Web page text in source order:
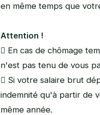
en même temps que
Attention !
 En cas de chômage
n'est pas tenu de vous
 Si votre salaire brut
indemnité qu'à partir de
même année.